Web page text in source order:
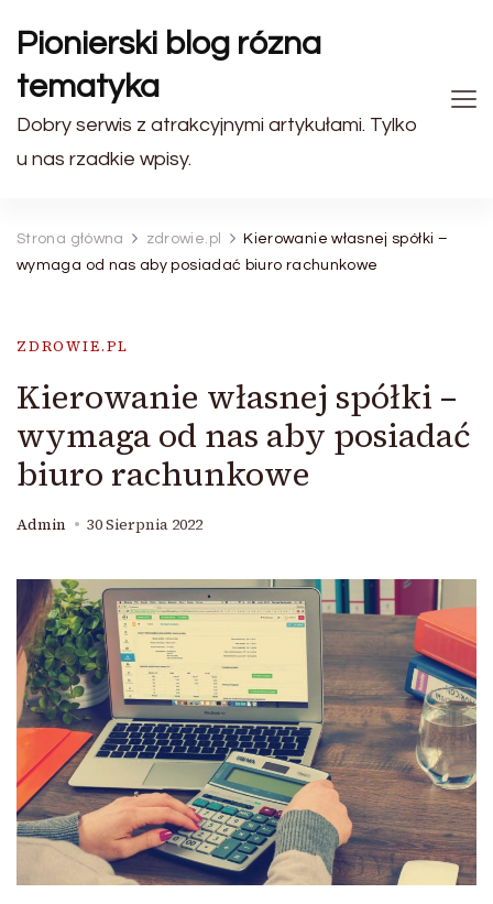
Pionierski blog rózna
tematyka
Dobry serwis z atrakcyjnymi artykułami. Tylko
u nas rzadkie wpisy.
Strona główna zdrowie.pl
Kierowanie własnej spółki –
wymaga od nas aby posiadać biuro rachunkowe
ZDROWIE.PL
Kierowanie własnej spółki –
wymaga od nas aby posiadać
biuro rachunkowe
Admin 30 Sierpnia 2022